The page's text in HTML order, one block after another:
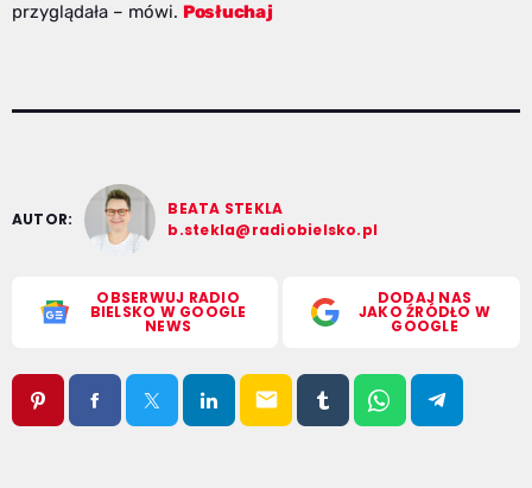
przyglądała – mówi. Posłuchaj
AUTOR:
BEATA STEKLA
b.stekla@radiobielsko.pl
OBSERWUJ RADIO
BIELSKO W GOOGLE
NEWS
DODAJ NAS
JAKO ŹRÓDŁO W
GOOGLE
email